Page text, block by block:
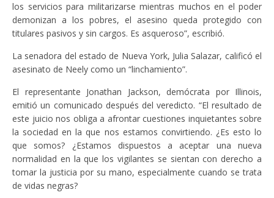
los servicios para militarizarse mientras muchos en el poder
demonizan a los pobres, el asesino queda protegido con
titulares pasivos y sin cargos. Es asqueroso”, escribió.
La senadora del estado de Nueva York, Julia Salazar, calificó el
asesinato de Neely como un “linchamiento”.
El representante Jonathan Jackson, demócrata por Illinois,
emitió un comunicado después del veredicto. “El resultado de
este juicio nos obliga a afrontar cuestiones inquietantes sobre
la sociedad en la que nos estamos convirtiendo. ¿Es esto lo
que somos? ¿Estamos dispuestos a aceptar una nueva
normalidad en la que los vigilantes se sientan con derecho a
tomar la justicia por su mano, especialmente cuando se trata
de vidas negras?